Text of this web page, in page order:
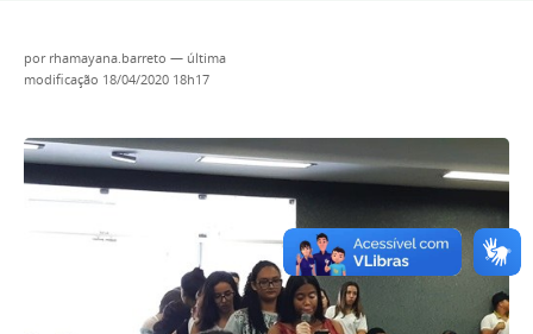
por rhamayana.barreto — última
modificação 18/04/2020 18h17